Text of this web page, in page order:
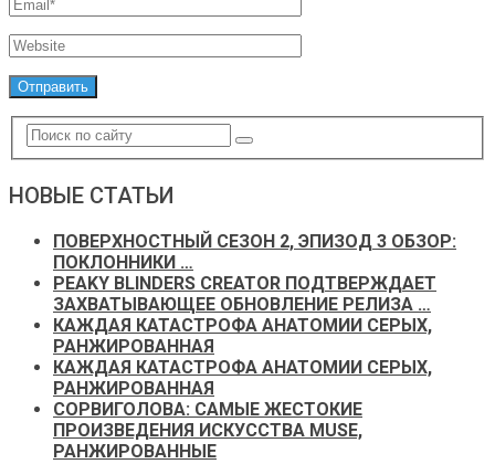
НОВЫЕ СТАТЬИ
ПОВЕРХНОСТНЫЙ СЕЗОН 2, ЭПИЗОД 3 ОБЗОР:
ПОКЛОННИКИ …
PEAKY BLINDERS CREATOR ПОДТВЕРЖДАЕТ
ЗАХВАТЫВАЮЩЕЕ ОБНОВЛЕНИЕ РЕЛИЗА …
КАЖДАЯ КАТАСТРОФА АНАТОМИИ СЕРЫХ,
РАНЖИРОВАННАЯ
КАЖДАЯ КАТАСТРОФА АНАТОМИИ СЕРЫХ,
РАНЖИРОВАННАЯ
СОРВИГОЛОВА: САМЫЕ ЖЕСТОКИЕ
ПРОИЗВЕДЕНИЯ ИСКУССТВА MUSE,
РАНЖИРОВАННЫЕ